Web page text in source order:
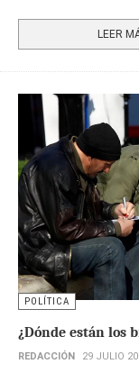
LEER
POLÍTICA
¿Dónde están los
REDACCIÓN 29 JULIO